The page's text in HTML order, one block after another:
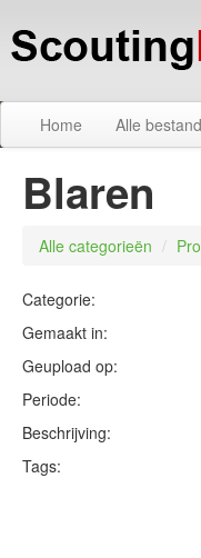
Home Alle
Blaren
Alle categorieën /
Categorie:
Gemaakt in:
Geupload op:
Periode:
Beschrijving:
Tags: